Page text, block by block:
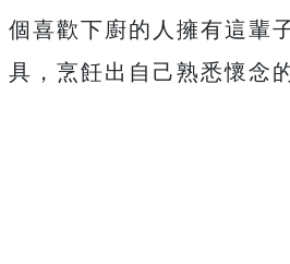
個喜歡下廚的人擁有這輩
具，烹飪出自己熟悉懷念